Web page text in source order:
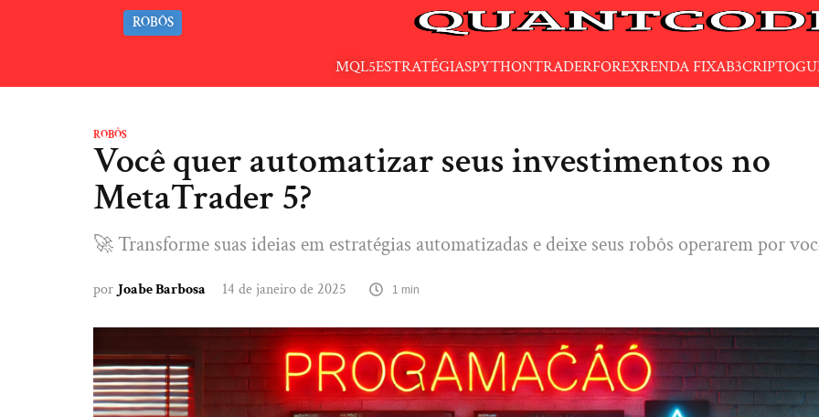
ROBÔS
MQL5ESTRATÉGIASPYTHONTRADERFOREXRENDA FIXAB3CRIPTO
ROBÔS
Você quer automatizar seus investimentos no
MetaTrader 5?
🚀 Transforme suas ideias em estratégias automatizadas e deixe seus robôs operarem por
por Joabe Barbosa 14 de janeiro de 2025 1 min